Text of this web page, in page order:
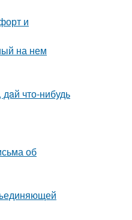
и
на нем
что-нибудь
об